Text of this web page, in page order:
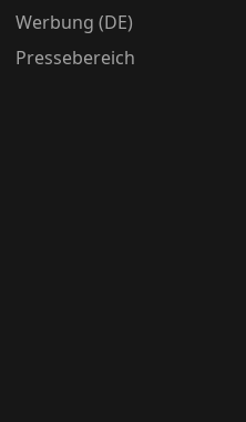
Werbung (DE)
Pressebereich